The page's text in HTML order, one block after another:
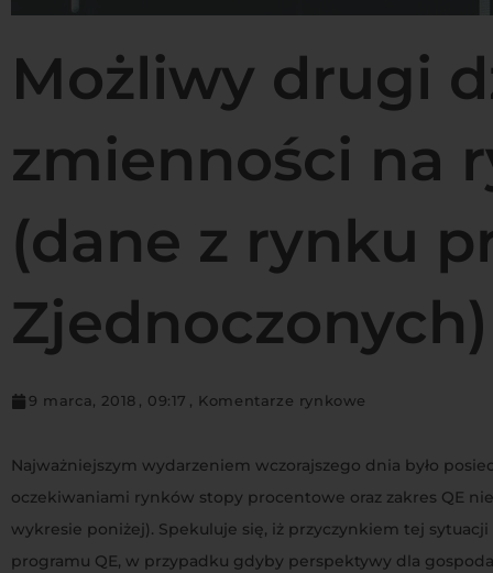
Możliwy drugi
zmienności na
(dane z rynku
Zjednoczonych)
9 marca, 2018 , 09:17 , Komentarze rynkowe
Najważniejszym wydarzeniem wczorajszego dnia było
oczekiwaniami rynków stopy procentowe oraz zakres QE
wykresie poniżej). Spekuluje się, iż przyczynkiem tej
programu QE, w przypadku gdyby perspektywy dla